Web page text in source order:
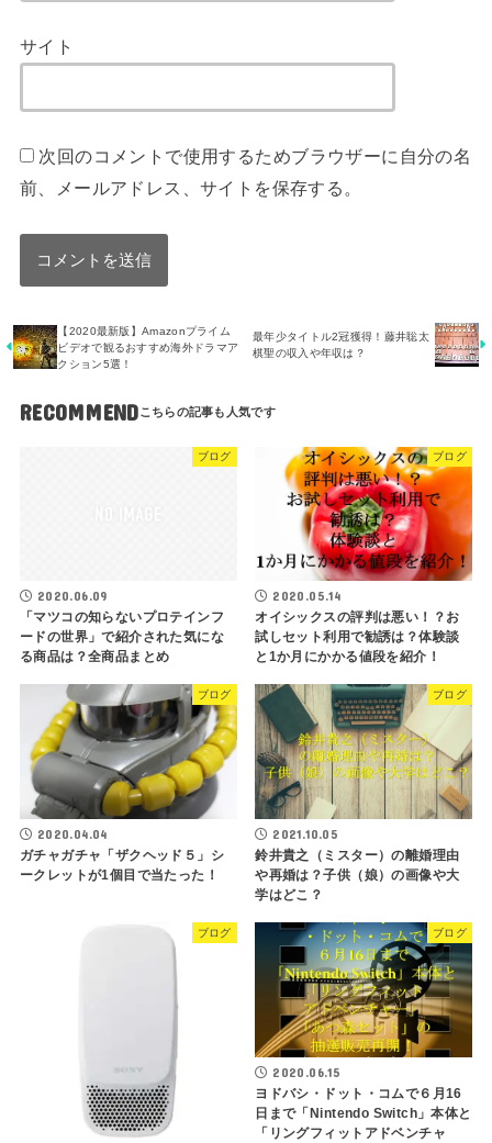
サイト
次回のコメントで使用するためブラウザーに自分の名
前、メールアドレス、サイトを保存する。
【2020最新版】Amazonプライム
ビデオで観るおすすめ海外ドラマア
クション5選！
最年少タイトル2冠獲得！藤井聡太
棋聖の収入や年収は？
RECOMMEND
ブログ
2020.06.09
「マツコの知らないプロテインフ
ードの世界」で紹介された気にな
る商品は？全商品まとめ
ブログ
2020.05.14
オイシックスの評判は悪い！？お
試しセット利用で勧誘は？体験談
と1か月にかかる値段を紹介！
ブログ
2020.04.04
ガチャガチャ「ザクヘッド５」シ
ークレットが1個目で当たった！
ブログ
2021.10.05
鈴井貴之（ミスター）の離婚理由
や再婚は？子供（娘）の画像や大
学はどこ？
ブログ ブログ
2020.06.15
ヨドバシ・ドット・コムで６月16
日まで「Nintendo Switch」本体と
「リングフィットアドベンチャ